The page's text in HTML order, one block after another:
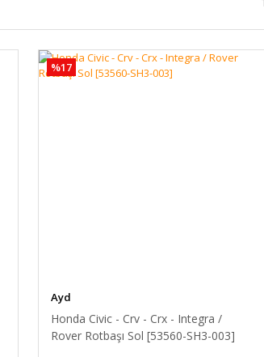
%17
Ayd
Honda Civic - Crv - Crx - Integra /
Rover Rotbaşı Sol [53560-SH3-003]